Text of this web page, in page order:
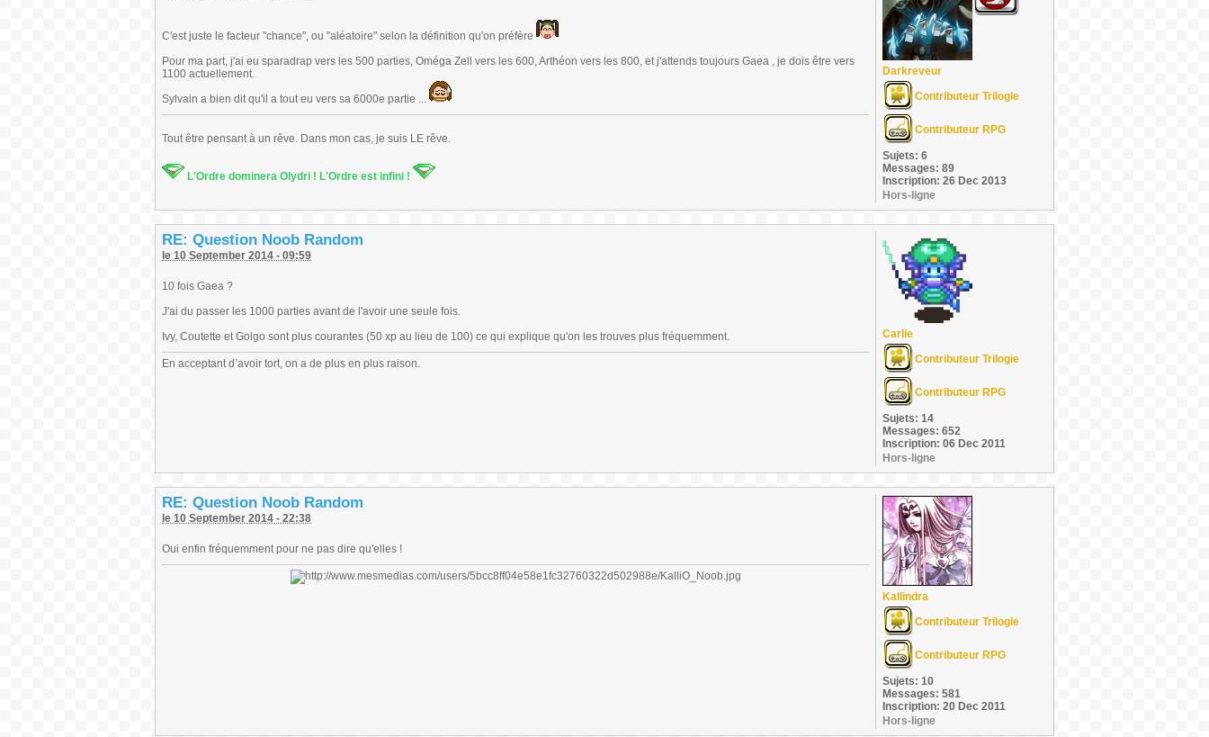
C'est juste le facteur "chance", ou "aléatoire" selon la définition qu'on préfère
Pour ma part, j'ai eu sparadrap vers les 500 parties, Oméga Zell vers les 600, Arthéon vers les 800, et j'attends toujours Gaea , je dois être vers
1100 actuellement.
Sylvain a bien dit qu'il a tout eu vers sa 6000e partie ...
Tout être pensant à un rêve. Dans mon cas, je suis LE rêve.
L'Ordre dominera Olydri ! L'Ordre est infini !
Darkreveur
Contributeur Trilogie
Contributeur RPG
Sujets: 6
Messages: 89
Inscription: 26 Dec 2013
Hors-ligne
RE: Question Noob Random
le 10 September 2014 - 09:59
10 fois Gaea ?
J'ai du passer les 1000 parties avant de l'avoir une seule fois.
Ivy, Coutette et Golgo sont plus courantes (50 xp au lieu de 100) ce qui explique qu'on les trouves plus fréquemment.
En acceptant d’avoir tort, on a de plus en plus raison.
Carlie
Contributeur Trilogie
Contributeur RPG
Sujets: 14
Messages: 652
Inscription: 06 Dec 2011
Hors-ligne
RE: Question Noob Random
le 10 September 2014 - 22:38
Oui enfin fréquemment pour ne pas dire qu'elles !
Kallindra
Contributeur Trilogie
Contributeur RPG
Sujets: 10
Messages: 581
Inscription: 20 Dec 2011
Hors-ligne